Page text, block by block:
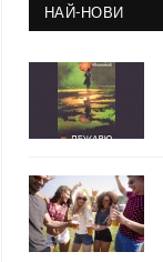
НАЙ-НОВИ